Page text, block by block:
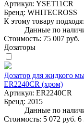
Артикул: YSET11CR
Бренд: WHITECROSS
К этому товару
Данные по
Стоимость: 75 007 руб.
Дозаторы
Дозатор для жидкого
ER2240CR (хром)
Артикул: ER2240CR
Бренд: 2015
Данные по
Стоимость: 5 072 руб. 6